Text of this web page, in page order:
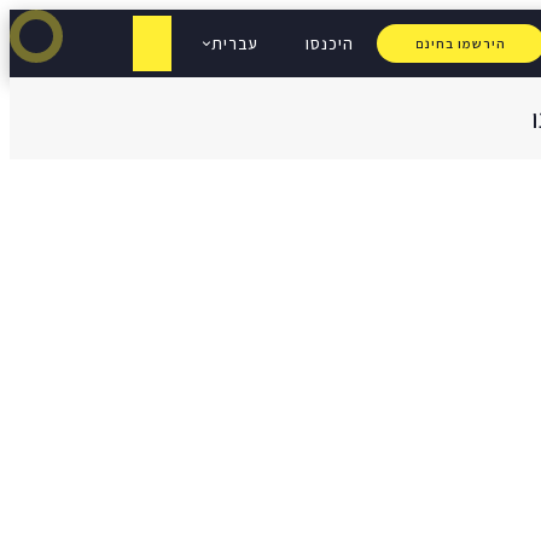
הירשמו בחינם היכנסו עברית